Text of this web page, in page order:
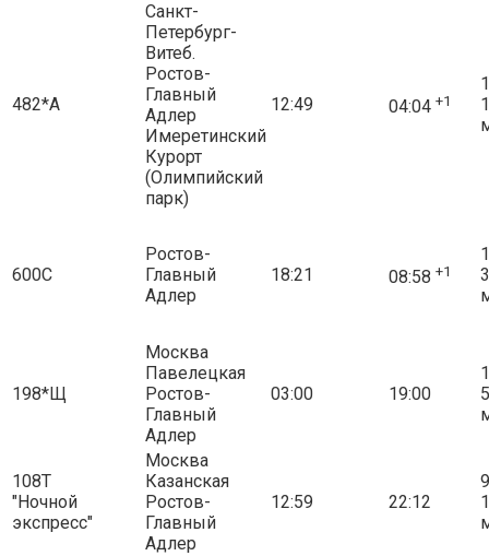
482*А
Санкт-
Петербург-
Витеб.
Ростов-
Главный
Адлер
Имеретинский
Курорт
(Олимпийский
парк)
12:49 04:04 +1
600С
Ростов-
Главный
Адлер
18:21 08:58 +1
198*Щ
Москва
Павелецкая
Ростов-
Главный
Адлер
03:00 19:00
108Т
"Ночной
экспресс"
Москва
Казанская
Ростов-
Главный
Адлер
12:59 22:12